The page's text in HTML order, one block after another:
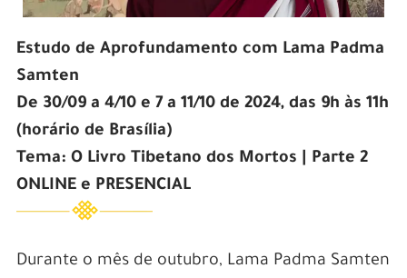
Estudo de Aprofundamento com Lama Padma
Samten
De 30/09 a 4/10 e 7 a 11/10 de 2024, das 9h às 11h
(horário de Brasília)
Tema: O Livro Tibetano dos Mortos | Parte 2
ONLINE e PRESENCIAL
Durante o mês de outubro, Lama Padma Samten